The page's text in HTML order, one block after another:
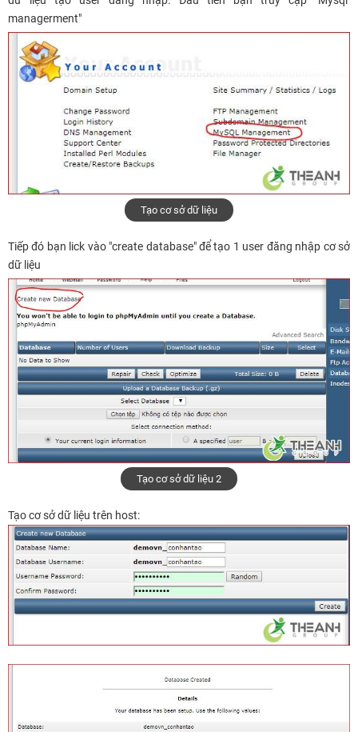
managerment"
Tạo cơ sở dữ liệu
Tiếp đó bạn lick vào "create database" để tạo 1 user đăng nhập cơ sở
dữ liệu
Tạo cơ sở dữ liệu 2
Tạo cơ sở dữ liệu trên host: